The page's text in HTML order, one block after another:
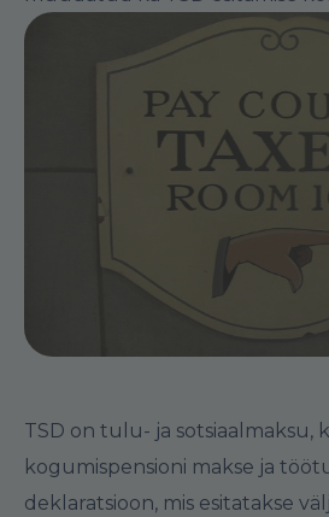
TSD on tulu- ja sotsiaalmaksu,
kogumispensioni makse ja
deklaratsioon, mis esitatakse